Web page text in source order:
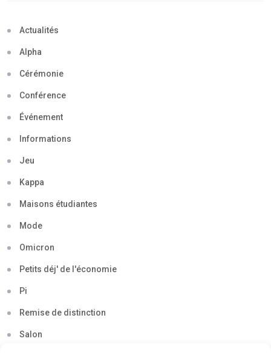
Actualités
Alpha
Cérémonie
Conférence
Événement
Informations
Jeu
Kappa
Maisons étudiantes
Mode
Omicron
Petits déj' de l'économie
Pi
Remise de distinction
Salon